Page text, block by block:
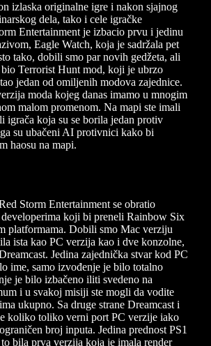
izlaska originalne igre i nakon sjajnog
dela, tako i cele igračke
Entertainment je izbacio prvu i jedinu
Eagle Watch, koja je sadržala pet
tako, dobili smo par novih gedžeta, ali
Terrorist Hunt mod, koji je ubrzo
jedan od omiljenih modova zajednice.
moda kojeg danas imamo u mnogim
malom promenom. Na mapi ste imali
igrača koja su se borila jedan protiv
su ubačeni AI protivnici kako bi
haosu na mapi.
Storm Entertainment se obratio
koji bi preneli Rainbow Six
platformama. Dobili smo Mac verziju
ista kao PC verzija kao i dve konzolne,
Jedina zajednička stvar kod PC
ime, samo izvođenje je bilo totalno
je bilo izbačeno iliti svedeno na
i u svakoj misiji ste mogli da vodite
ukupno. Sa druge strane Dreamcast i
koliko toliko verni port PC verzije iako
broj inputa. Jedina prednost PS1
bila prva verzija koja je imala render